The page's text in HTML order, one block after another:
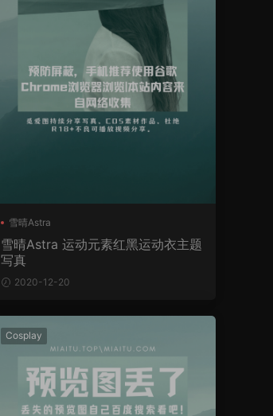
雪晴Astra
雪晴Astra 运动元素红黑运动衣主题
写真
2020-12-20
Cosplay